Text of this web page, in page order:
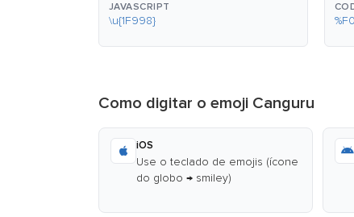
JAVASCRIPT
\u{1F998}
Como digitar o emoji Canguru
iOS
Use o teclado de emojis (ícone
do globo → smiley)